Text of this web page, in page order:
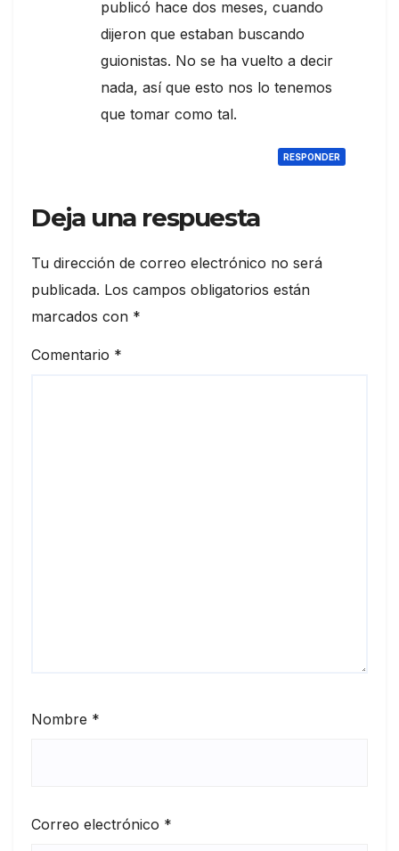
publicó hace dos meses, cuando
dijeron que estaban buscando
guionistas. No se ha vuelto a decir
nada, así que esto nos lo tenemos
que tomar como tal.
RESPONDER
Deja una respuesta
Tu dirección de correo electrónico no será
publicada. Los campos obligatorios están
marcados con *
Comentario *
Nombre *
Correo electrónico *